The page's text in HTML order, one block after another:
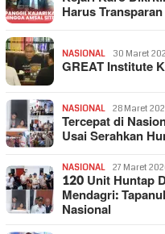
Harus
NASIONAL 30 Maret
GREAT Institute
NASIONAL 28 Maret
Tercepat di
Usai Serahkan
NASIONAL 27 Maret
120 Unit Huntap
Mendagri:
Nasional